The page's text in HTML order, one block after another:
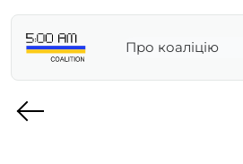
Про коаліцію